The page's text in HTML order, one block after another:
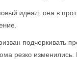
идеал, она в
подчеркивать
резко изменились.